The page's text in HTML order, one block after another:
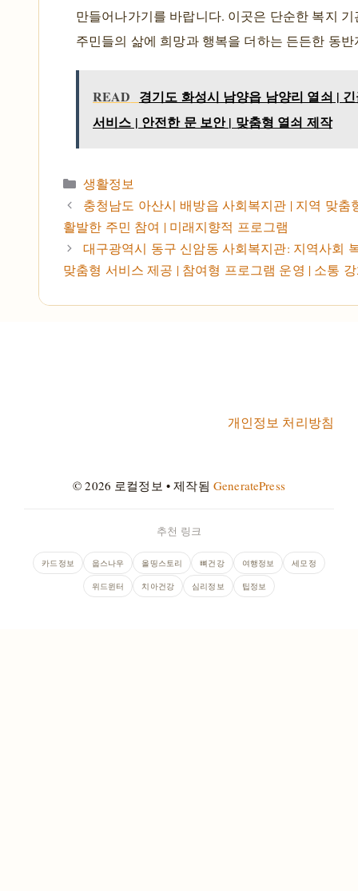
만들어나가기를 바랍니다. 이곳은 단순한 복지
주민들의 삶에 희망과 행복을 더하는 든든한 동
READ 경기도 화성시 남양읍 남양리 열쇠 |
서비스 | 안전한 문 보안 | 맞춤형 열쇠 제작
카테고리
생활정보
충청남도 아산시 배방읍 사회복지관 | 지역 맞춤
활발한 주민 참여 | 미래지향적 프로그램
대구광역시 동구 신암동 사회복지관: 지역사회
맞춤형 서비스 제공 | 참여형 프로그램 운영 | 소통
개인정보 처리방침
© 2026 로컬정보 • 제작됨 GeneratePress
추천 링크
카드정보 웁스나우 올띵스토리 뼈건강 여행정보 세모정
위드윈터 치아건강 심리정보 팁정보